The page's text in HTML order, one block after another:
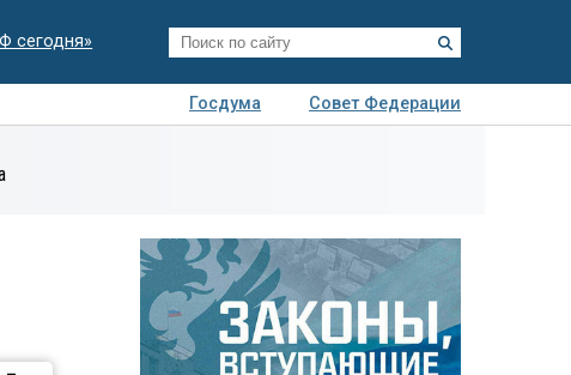
сегодня»
Госдума
Совет Федерации